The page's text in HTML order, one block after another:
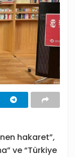
hakaret”,
ve “Türkiye